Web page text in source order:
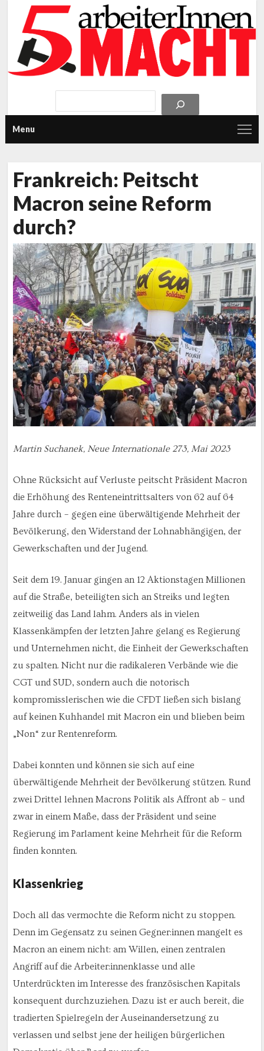
Menu
Frankreich: Peitscht
Macron seine Reform
durch?
Martin Suchanek, Neue Internationale 273, Mai 2023
Ohne Rücksicht auf Verluste peitscht Präsident Macron
die Erhöhung des Renteneintrittsalters von 62 auf 64
Jahre durch – gegen eine überwältigende Mehrheit der
Bevölkerung, den Widerstand der Lohnabhängigen, der
Gewerkschaften und der Jugend.
Seit dem 19. Januar gingen an 12 Aktionstagen Millionen
auf die Straße, beteiligten sich an Streiks und legten
zeitweilig das Land lahm. Anders als in vielen
Klassenkämpfen der letzten Jahre gelang es Regierung
und Unternehmen nicht, die Einheit der Gewerkschaften
zu spalten. Nicht nur die radikaleren Verbände wie die
CGT und SUD, sondern auch die notorisch
kompromisslerischen wie die CFDT ließen sich bislang
auf keinen Kuhhandel mit Macron ein und blieben beim
„Non“ zur Rentenreform.
Dabei konnten und können sie sich auf eine
überwältigende Mehrheit der Bevölkerung stützen. Rund
zwei Drittel lehnen Macrons Politik als Affront ab – und
zwar in einem Maße, dass der Präsident und seine
Regierung im Parlament keine Mehrheit für die Reform
finden konnten.
Klassenkrieg
Doch all das vermochte die Reform nicht zu stoppen.
Denn im Gegensatz zu seinen Gegner:innen mangelt es
Macron an einem nicht: am Willen, einen zentralen
Angriff auf die Arbeiter:innenklasse und alle
Unterdrückten im Interesse des französischen Kapitals
konsequent durchzuziehen. Dazu ist er auch bereit, die
tradierten Spielregeln der Auseinandersetzung zu
verlassen und selbst jene der heiligen bürgerlichen